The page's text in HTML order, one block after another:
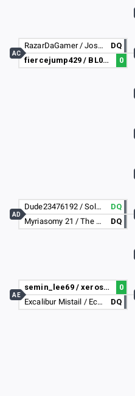
RazarDaGamer / Joshh ua
DQ
fiercejump429 / BL00DASP
0
AC
Dude23476192 / SolaRrMyst7780
DQ
Myriasomy 21 / The Arnott (Biscuit)
DQ
AD
semin_lee69 / xerosky25
0
Excalibur Mistail / Ecalibur yuio
DQ
AE